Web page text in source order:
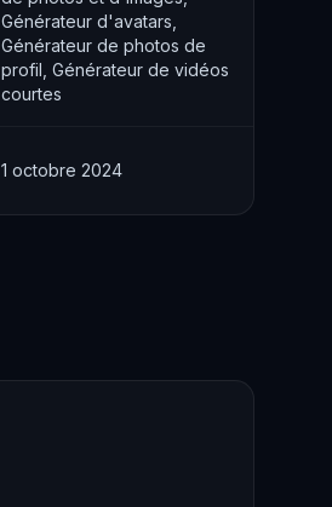
Générateur d'avatars,
Générateur de photos de
profil, Générateur de vidéos
courtes
1 octobre 2024